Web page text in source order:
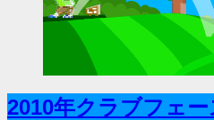
2010年クラブフェ